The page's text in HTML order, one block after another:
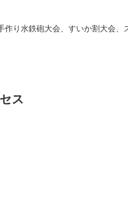
作り水鉄砲大会、すいか割大会、
ス